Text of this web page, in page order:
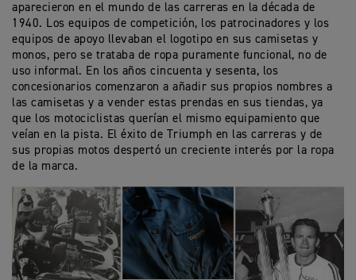
aparecieron en el mundo de las carreras en la década de
1940. Los equipos de competición, los patrocinadores y los
equipos de apoyo llevaban el logotipo en sus camisetas y
monos, pero se trataba de ropa puramente funcional, no de
uso informal. En los años cincuenta y sesenta, los
concesionarios comenzaron a añadir sus propios nombres a
las camisetas y a vender estas prendas en sus tiendas, ya
que los motociclistas querían el mismo equipamiento que
veían en la pista. El éxito de Triumph en las carreras y de
sus propias motos despertó un creciente interés por la ropa
de la marca.